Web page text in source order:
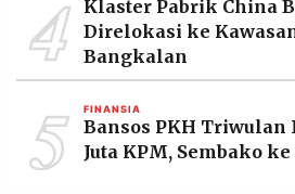
4
Klaster Pabrik China
Direlokasi ke
Bangkalan
5 FINANSIA
Bansos PKH Triwulan
Juta KPM, Sembako ke